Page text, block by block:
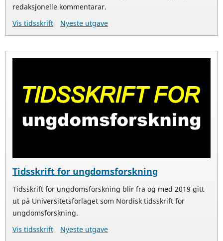
redaksjonelle kommentarar.
Vis tidsskrift
Nyeste utgave
Tidsskrift for ungdomsforskning
Tidsskrift for ungdomsforskning blir fra og med 2019 gitt
ut på Universitetsforlaget som Nordisk tidsskrift for
ungdomsforskning.
Vis tidsskrift
Nyeste utgave